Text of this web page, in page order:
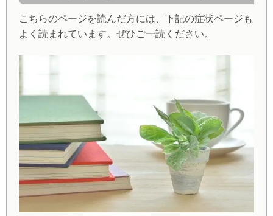
こちらのページを読んだ方には、下記の症状ページも
よく読まれています。ぜひご一読ください。